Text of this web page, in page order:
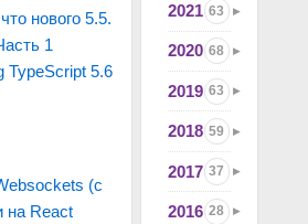
нового 5.5.
1
TypeScript 5.6
(с
на React
2021 63
2020 68
2019 63
2018 59
2017 37
2016 28